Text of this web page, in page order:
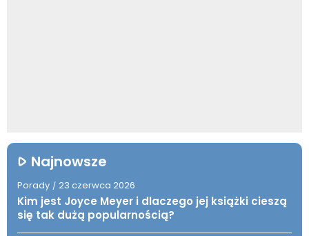
Najnowsze
Porady / 23 czerwca 2026
Kim jest Joyce Meyer i dlaczego jej książki cieszą
się tak dużą popularnością?